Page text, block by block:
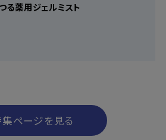
薬用ジェルミスト
ページを見る